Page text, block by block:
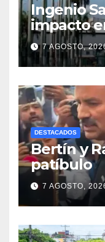
Ingenio
impacto
7 AGOSTO,
DESTACADOS
Bertín y
patíbulo
7 AGOSTO,